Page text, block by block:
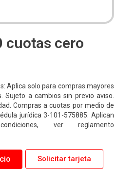
cuotas cero
Aplica solo para compras mayores
Sujeto a cambios sin previo aviso.
Compras a cuotas por medio de
jurídica 3-101-575885. Aplican
ver reglamento
Solicitar tarjeta